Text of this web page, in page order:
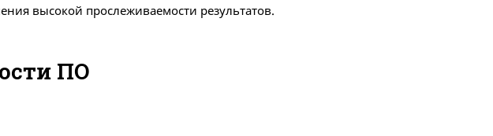
высокой прослеживаемости результатов.
ПО